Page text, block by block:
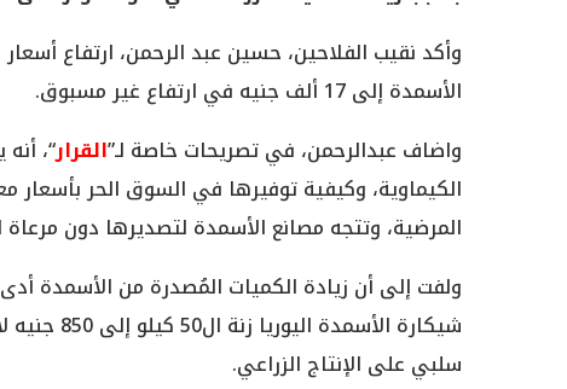
وأكد نقيب الفلاحين، حسين عبد الرحمن، ارتفاع
الأسمدة إلى 17 ألف جنيه في ارتفاع غير مسبوق.
واضاف عبدالرحمن، في تصريحات خاصة لـ”القرار“،
الكيماوية، وكيفية توفيرها في السوق الحر
المرضية، وتتجه مصانع الأسمدة لتصديرها دون مرعاة
ولفت إلى أن زيادة الكميات المُصدرة من الأسمدة
شيكارة
سلبي على الإنتاج الزراعي.